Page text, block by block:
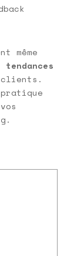
même
tendances